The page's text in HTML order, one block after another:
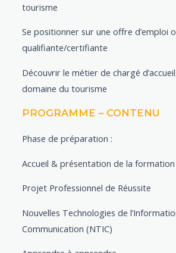
tourisme
Se positionner sur une offre d’emploi
qualifiante/certifiante
Découvrir le métier de chargé
domaine du tourisme
PROGRAMME – CONTENU
Phase de préparation :
Accueil & présentation de la formation
Projet Professionnel de Réussite
Nouvelles Technologies de
Communication (NTIC)